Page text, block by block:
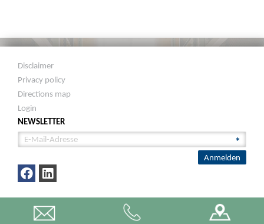
Disclaimer
Privacy policy
Directions map
Login
NEWSLETTER